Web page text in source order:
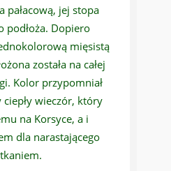
pałacową, jej stopa
podłoża. Dopiero
mięsistą
została na całej
Kolor przypomniał
wieczór, który
na Korsyce, a i
dla narastającego